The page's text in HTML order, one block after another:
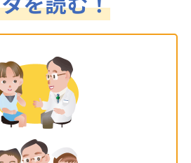
を読む！